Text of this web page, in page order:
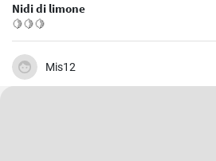
Nidi di limone
🍋🍋🍋
Mis12